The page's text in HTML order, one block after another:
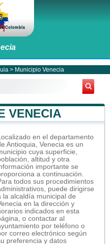
> Municipio Venecia
VENECIA
en el departamento
Antioquia, Venecia es un
cuya superficie,
altitud y otra
importante se
a continuación.
todos sus procedimientos
puede dirigirse
la alcaldía municipal de
en la dirección y
indicados en esta
o contactar al
por teléfono o
correo electrónico según
preferencia y datos